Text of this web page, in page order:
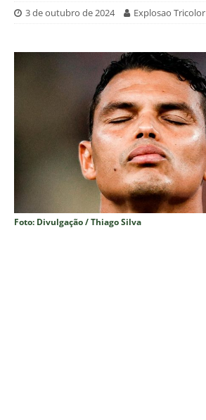
3 de outubro de 2024 Explosao Tricolor
Foto: Divulgação / Thiago Silva